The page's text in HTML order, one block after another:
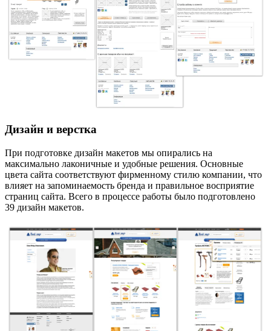
Дизайн и верстка
При подготовке дизайн макетов мы опирались на
максимально лаконичные и удобные решения. Основные
цвета сайта соответствуют фирменному стилю компании, что
влияет на запоминаемость бренда и правильное восприятие
страниц сайта. Всего в процессе работы было подготовлено
39 дизайн макетов.